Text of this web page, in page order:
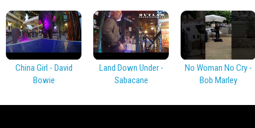
China Girl - David
Bowie
Land Down Under -
Sabacane
No Woman No Cry -
Bob Marley